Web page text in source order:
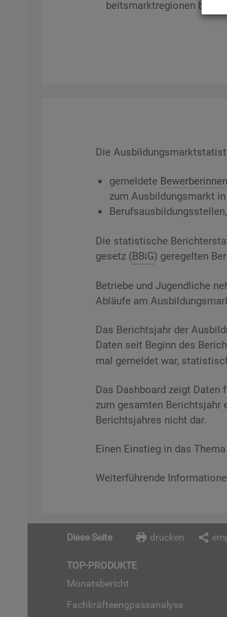
beits­markt­re­gio­nen bil­det
Die
ge­mel­de­te
zum Aus­bil­dungs­markt
Die sta­tis­ti­sche
ge­setz (BBiG) ge­re­gel­ten
Be­trie­be und Ju­gend­li­che
Ab­läu­fe am
Das Be­richts­jahr der
Daten seit Be­ginn des
mal ge­mel­det war,
Das Da­sh­board zeigt
zum ge­sam­ten Be­richts­jahr
Be­richts­jah­res nicht dar.
Einen Ein­stieg in das
Wei­ter­füh­ren­de
Diese Seite drucken
TOP-PRO­DUK­TE
Mo­nats­be­richt
Fach­kräf­te­eng­pass­ana­ly­se